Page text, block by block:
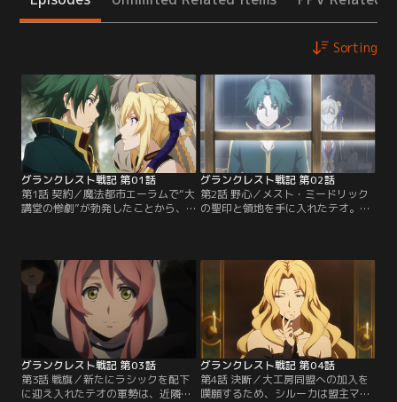
Sorting
グランクレスト戦記 第01話
第1話 契約／魔法都市エーラムで“大
講堂の惨劇”が勃発したことから、
かれ、大陸はふたたび戦火の時代を
迎える。魔法師のシルーカ・メレテ
スは、大陸の東にあるアルトゥーク
へ向かう道中、アルトゥークと対立
するクローヴィス兵の襲撃を受け
る…。【提供：バンダイチャンネ
グランクレスト戦記 第02話
第2話 野心／メスト・ミードリック
の聖印と領地を手に入れたテオ。し
の君主、ラシック・ダビッド。シル
ーカの先輩でもある契約魔法師のモ
レーノ・ドルトゥスを従え、小領な
がら兵力を整え戦いに備えてきた野
心家だ。ラシックに対抗するべく、
シルーカは…。【提供：バンダイチ
ャンネル】
グランクレスト戦記 第03話
第3話 戦旗／新たにラシックを配下
に迎え入れたテオの軍勢は、近隣の
グランクレスト戦記 第04話
第4話 決断／大工房同盟への加入を
嘆願するため、シルーカは盟主マリ